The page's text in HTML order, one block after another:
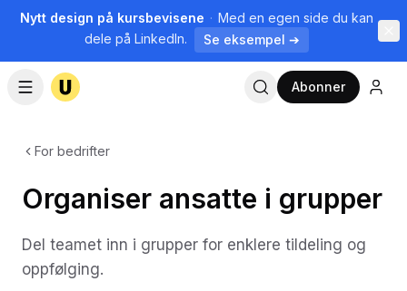
Nytt design på kursbevisene · Med en egen side du kan
dele på LinkedIn.
Se eksempel ➔
Abonner
For bedrifter
Organiser ansatte i grupper
Del teamet inn i grupper for enklere tildeling og
oppfølging.